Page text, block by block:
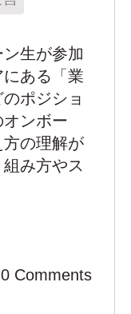
生が参加
ある「業
ポジショ
ンボー
の理解が
み方やス
0 Comments